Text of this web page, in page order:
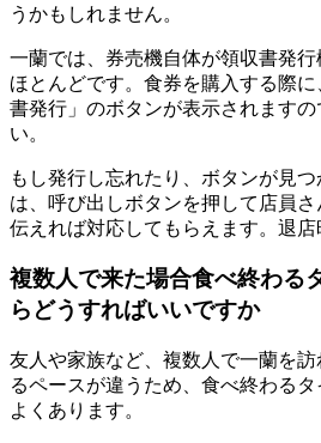
うかもしれません。
一蘭では、 券売機自体が領収書発
ほとんどです。食券を購入する際
書発行」のボタンが表示されます
い。
もし発行し忘れたり、ボタンが見
は、 呼び出しボタンを押して店員
伝えれば対応してもらえます。 退店
複数人で来た場合食べ終わる
らどうすればいいですか
友人や家族など、複数人で一蘭を
るペースが違うため、食べ終わる
よくあります。